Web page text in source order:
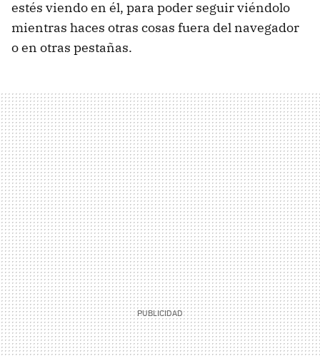
estés viendo en él, para poder seguir viéndolo
mientras haces otras cosas fuera del navegador
o en otras pestañas.